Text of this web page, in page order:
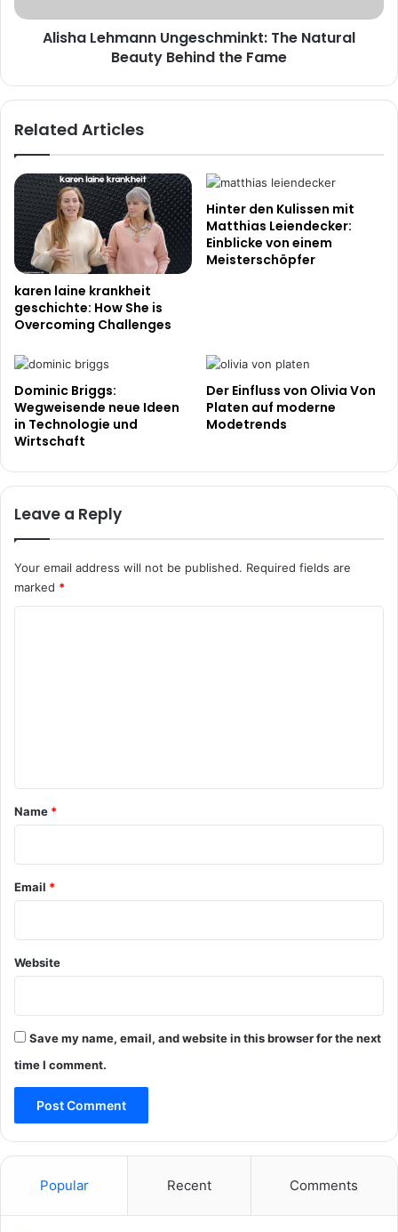
Fame
Alisha Lehmann Ungeschminkt: The Natural
Beauty Behind the Fame
Related Articles
karen laine krankheit
geschichte: How She is
Overcoming Challenges
Hinter den Kulissen mit
Matthias Leiendecker:
Einblicke von einem
Meisterschöpfer
Dominic Briggs:
Wegweisende neue Ideen
in Technologie und
Wirtschaft
Der Einfluss von Olivia Von
Platen auf moderne
Modetrends
Leave a Reply
Your email address will not be published. Required fields are
marked *
*
Name *
Email *
Website
Save my name, email, and website in this browser for the next
time I comment.
Popular Recent Comments